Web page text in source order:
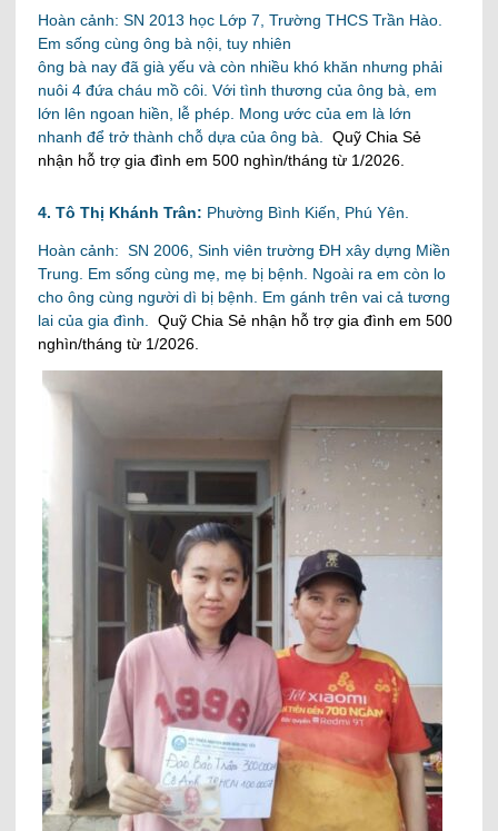
Hoàn cảnh: SN 2013 học Lớp 7, Trường THCS Trần Hào.
Em sống cùng ông bà nội, tuy nhiên
ông bà nay đã già yếu và còn nhiều khó khăn nhưng phải
nuôi 4 đứa cháu mồ côi. Với tình thương của ông bà, em
lớn lên ngoan hiền, lễ phép. Mong ước của em là lớn
nhanh để trở thành chỗ dựa của ông bà.Quỹ Chia Sẻ
nhận hỗ trợ gia đình em 500 nghìn/tháng từ 1/2026.
4. Tô Thị Khánh Trân: Phường Bình Kiến, Phú Yên.
Hoàn cảnh: SN 2006, Sinh viên trường ĐH xây dựng Miền
Trung. Em sống cùng mẹ, mẹ bị bệnh. Ngoài ra em còn lo
cho ông cùng người dì bị bệnh. Em gánh trên vai cả tương
lai của gia đình.Quỹ Chia Sẻ nhận hỗ trợ gia đình em 500
nghìn/tháng từ 1/2026.